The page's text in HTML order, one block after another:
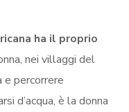
ha il proprio
nei villaggi del
e percorrere
d’acqua, è la donna